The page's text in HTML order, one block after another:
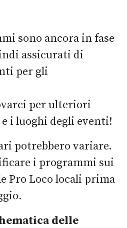
sono ancora in fase
assicurati di
per gli
per ulteriori
i luoghi degli eventi!
potrebbero variare.
i programmi sui
Pro Loco locali prima
delle